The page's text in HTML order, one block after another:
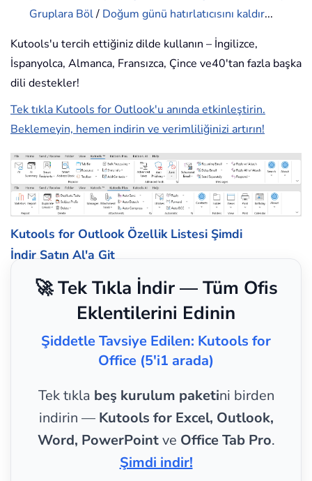
Gruplara Böl/ Doğum günü hatırlatıcısını kaldır...
Kutools'u tercih ettiğiniz dilde kullanın – İngilizce,
İspanyolca, Almanca, Fransızca, Çince ve40'tan fazla başka
dili destekler!
Tek tıkla Kutools for Outlook'u anında etkinleştirin.
Beklemeyin, hemen indirin ve verimliliğinizi artırın!
Kutools for Outlook Özellik Listesi Şimdi
İndir Satın Al'a Git
🚀 Tek Tıkla İndir — Tüm Ofis
Eklentilerini Edinin
Şiddetle Tavsiye Edilen: Kutools for
Office (5'i1 arada)
Tek tıkla beş kurulum paketini birden
indirin — Kutools for Excel, Outlook,
Word, PowerPointve Office Tab Pro.
Şimdi indir!